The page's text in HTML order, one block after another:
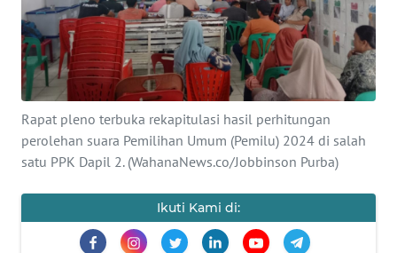
Rapat pleno terbuka rekapitulasi hasil perhitungan
perolehan suara Pemilihan Umum (Pemilu) 2024 di salah
satu PPK Dapil 2. (WahanaNews.co/Jobbinson Purba)
Ikuti Kami di:
KONTAK
KAMI
INFO
IKLAN
TENTANG
KAMI
MEDIA